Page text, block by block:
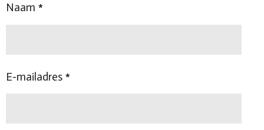
Naam *
E-mailadres *